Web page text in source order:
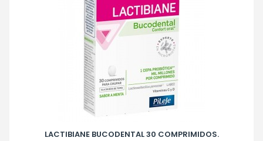
LACTIBIANE BUCODENTAL 30 COMPRIMIDOS.